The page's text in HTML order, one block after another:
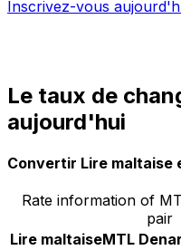
Inscrivez-vous
Le taux de
aujourd'hui
Convertir Lire maltaise
Rate information of
pair
Lire maltaiseMTL